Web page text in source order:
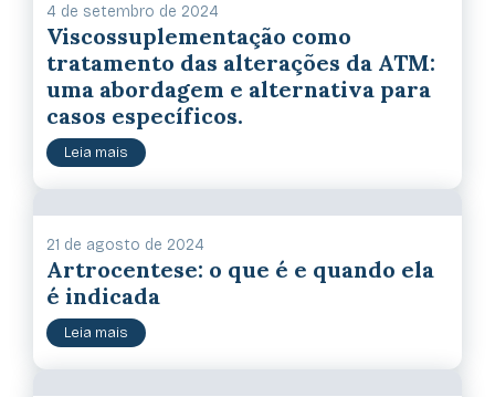
4 de setembro de 2024
Viscossuplementação como
tratamento das alterações da ATM:
uma abordagem e alternativa para
casos específicos.
Leia mais
21 de agosto de 2024
Artrocentese: o que é e quando ela
é indicada
Leia mais